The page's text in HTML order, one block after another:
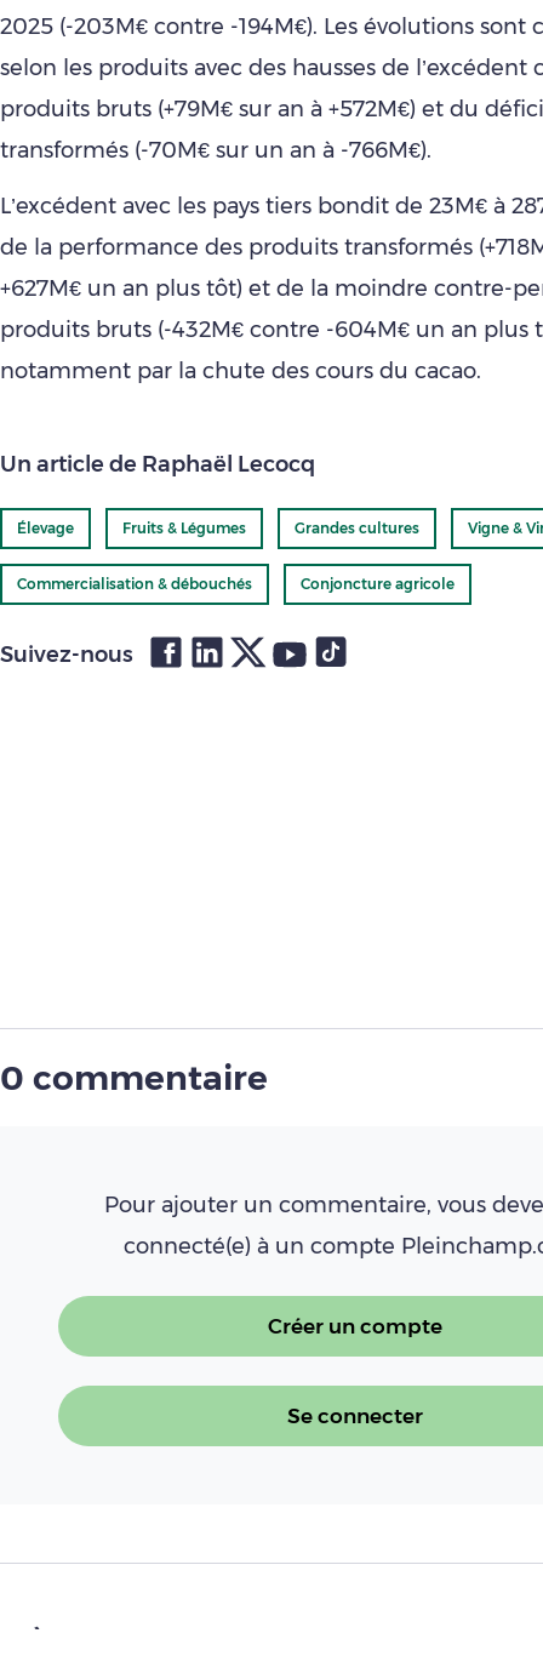
2025 (-203M€ contre -194M€). Les évolutions sont
selon les produits avec des hausses de
produits bruts (+79M€ sur an à +572M€) et du
transformés (-70M€ sur un an à -766M€).
L’excédent avec les pays tiers bondit de 23M€ à
de la performance des produits transformés
+627M€ un an plus tôt) et de la moindre contre-
produits bruts (-432M€ contre -604M€ un an plus
notamment par la chute des cours du cacao.
Un article de Raphaël Lecocq
Élevage Fruits & Légumes Grandes cultures Vigne &
Commercialisation & débouchés Conjoncture agricole
Suivez-nous
0 commentaire
Pour ajouter un commentaire, vous
connecté(e) à un compte
Créer un compte
Se connecter